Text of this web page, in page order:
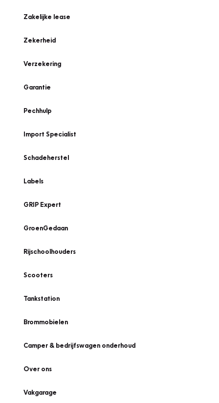
Zakelijke lease
Zekerheid
Verzekering
Garantie
Pechhulp
Import Specialist
Schadeherstel
Labels
GRIP Expert
GroenGedaan
Rijschoolhouders
Scooters
Tankstation
Brommobielen
Camper & bedrijfswagen onderhoud
Over ons
Vakgarage